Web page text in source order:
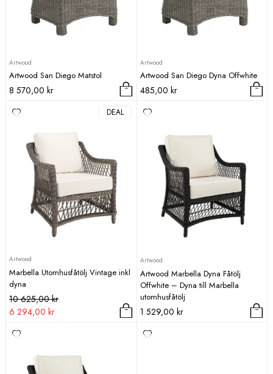
alternativen
produktsidan
Artwood
Artwood San Diego Matstol
8 570,00 kr
Artwood
Artwood San Diego Dyna Offwhite
485,00 kr
DEAL
Artwood
Marbella Utomhusfåtölj Vintage inkl
dyna
10 625,00kr
Det
ursprungliga
var:
625,00 kr.
6 294,00 kr
Det
nuvarande
är:
294,00 kr.
Artwood
Artwood Marbella Dyna Fåtölj
Offwhite – Dyna till Marbella
utomhusfåtölj
1 529,00 kr